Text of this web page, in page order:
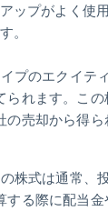
ップがよく使
。
プのエクイテ
られます。こ
の売却から得
株式は通常、
する際に配当